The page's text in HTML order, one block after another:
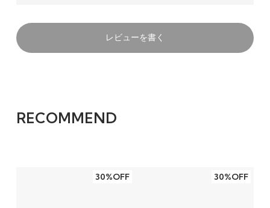
レビューを書く
RECOMMEND
30%OFF 30%OFF